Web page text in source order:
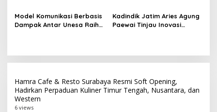
Umum LKS Dikmen Nasional
2026 di Grahadi
Dikmen Nasional 2026 di
Pasar Turi
Model Komunikasi Berbasis
Dampak Antar Unesa Raih
Kadindik Jatim Aries Agung
Paewai Tinjau Inovasi
Hamra Cafe & Resto Surabaya Resmi Soft Opening,
Hadirkan Perpaduan Kuliner Timur Tengah, Nusantara, dan
Western
6 views